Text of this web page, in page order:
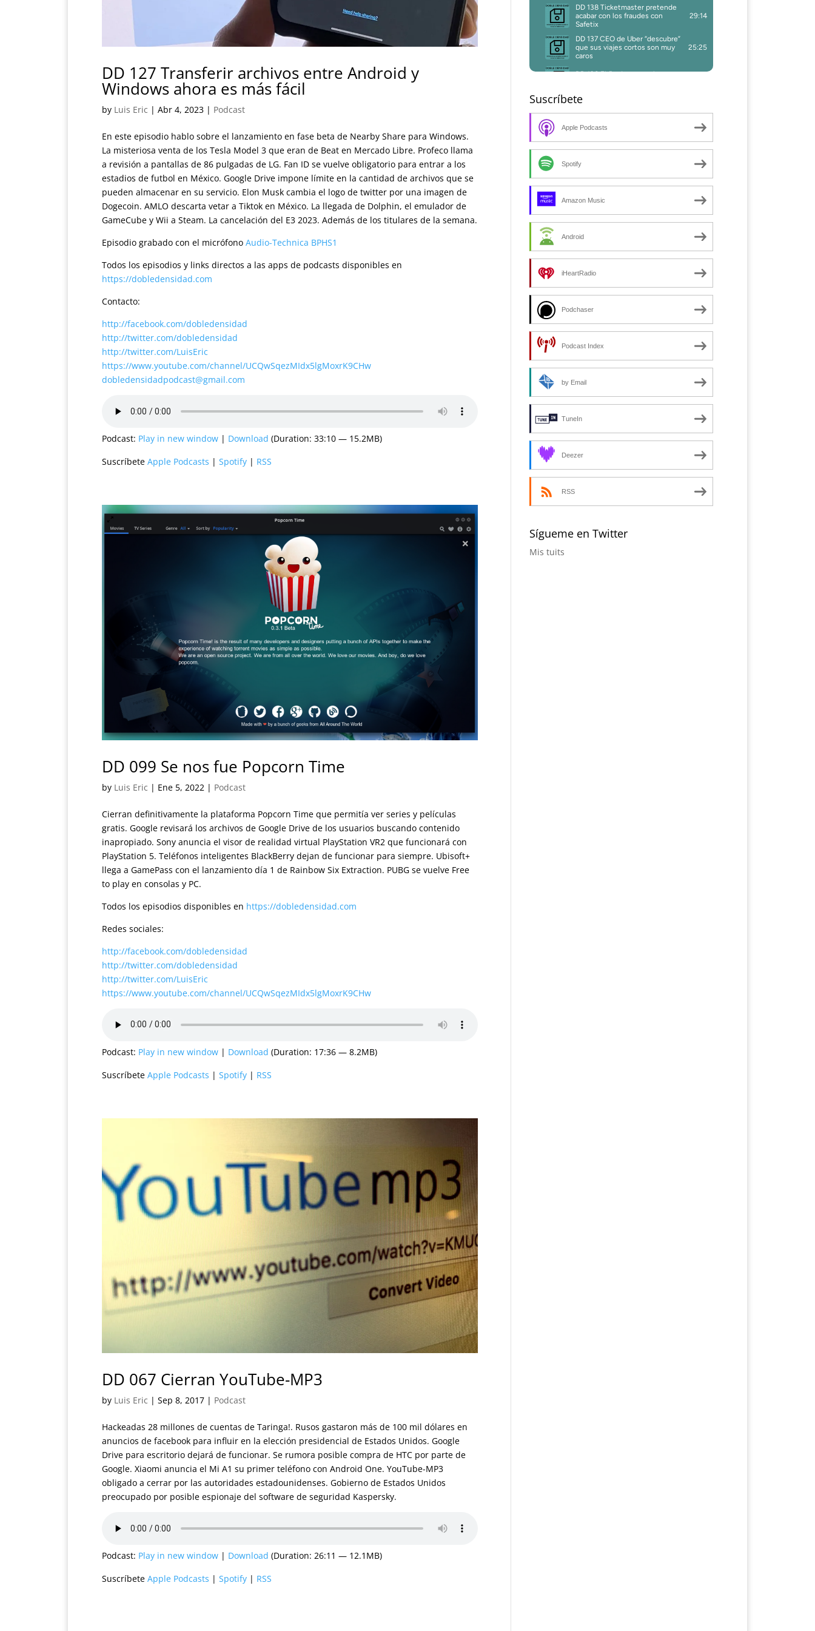
DD 127 Transferir archivos entre Android y
Windows ahora es más fácil
by Luis Eric | Abr 4, 2023 | Podcast
En este episodio hablo sobre el lanzamiento en fase beta de Nearby Share para Windows.
La misteriosa venta de los Tesla Model 3 que eran de Beat en Mercado Libre. Profeco llama
a revisión a pantallas de 86 pulgadas de LG. Fan ID se vuelve obligatorio para entrar a los
estadios de futbol en México. Google Drive impone límite en la cantidad de archivos que se
pueden almacenar en su servicio. Elon Musk cambia el logo de twitter por una imagen de
Dogecoin. AMLO descarta vetar a Tiktok en México. La llegada de Dolphin, el emulador de
GameCube y Wii a Steam. La cancelación del E3 2023. Además de los titulares de la semana.
Episodio grabado con el micrófono Audio-Technica BPHS1
Todos los episodios y links directos a las apps de podcasts disponibles en
https://dobledensidad.com
Contacto:
http://facebook.com/dobledensidad
http://twitter.com/dobledensidad
http://twitter.com/LuisEric
https://www.youtube.com/channel/UCQwSqezMIdx5lgMoxrK9CHw
dobledensidadpodcast@gmail.com
Podcast: Play in new window | Download (Duration: 33:10 — 15.2MB)
Suscríbete Apple Podcasts | Spotify | RSS
DD 099 Se nos fue Popcorn Time
by Luis Eric | Ene 5, 2022 | Podcast
Cierran definitivamente la plataforma Popcorn Time que permitía ver series y películas
gratis. Google revisará los archivos de Google Drive de los usuarios buscando contenido
inapropiado. Sony anuncia el visor de realidad virtual PlayStation VR2 que funcionará con
PlayStation 5. Teléfonos inteligentes BlackBerry dejan de funcionar para siempre. Ubisoft+
llega a GamePass con el lanzamiento día 1 de Rainbow Six Extraction. PUBG se vuelve Free
to play en consolas y PC.
Todos los episodios disponibles en https://dobledensidad.com
Redes sociales:
http://facebook.com/dobledensidad
http://twitter.com/dobledensidad
http://twitter.com/LuisEric
https://www.youtube.com/channel/UCQwSqezMIdx5lgMoxrK9CHw
Podcast: Play in new window | Download (Duration: 17:36 — 8.2MB)
Suscríbete Apple Podcasts | Spotify | RSS
DD 067 Cierran YouTube-MP3
by Luis Eric | Sep 8, 2017 | Podcast
Hackeadas 28 millones de cuentas de Taringa!. Rusos gastaron más de 100 mil dólares en
anuncios de facebook para influir en la elección presidencial de Estados Unidos. Google
Drive para escritorio dejará de funcionar. Se rumora posible compra de HTC por parte de
Google. Xiaomi anuncia el Mi A1 su primer teléfono con Android One. YouTube-MP3
obligado a cerrar por las autoridades estadounidenses. Gobierno de Estados Unidos
preocupado por posible espionaje del software de seguridad Kaspersky.
Podcast: Play in new window | Download (Duration: 26:11 — 12.1MB)
Suscríbete Apple Podcasts | Spotify | RSS
Suscríbete
Apple Podcasts
Spotify
Amazon Music
Android
iHeartRadio
Podchaser
Podcast Index
by Email
TuneIn
Deezer
RSS
Sígueme en Twitter
Mis tuits